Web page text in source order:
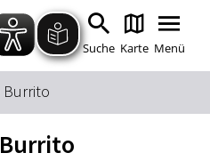
Zum Hauptinhalt springen
Zur Suche springen
Zur Hauptnavigation
Zum Footer springen
Suche Karte Menü
Burrito